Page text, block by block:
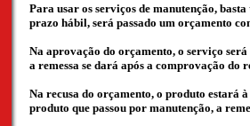
Para usar os serviços de manutenção,
prazo hábil, será passado um orçamento
Na aprovação do orçamento, o serviço
a remessa se dará após a comprovação
Na recusa do orçamento, o produto estará
produto que passou por manutenção, a